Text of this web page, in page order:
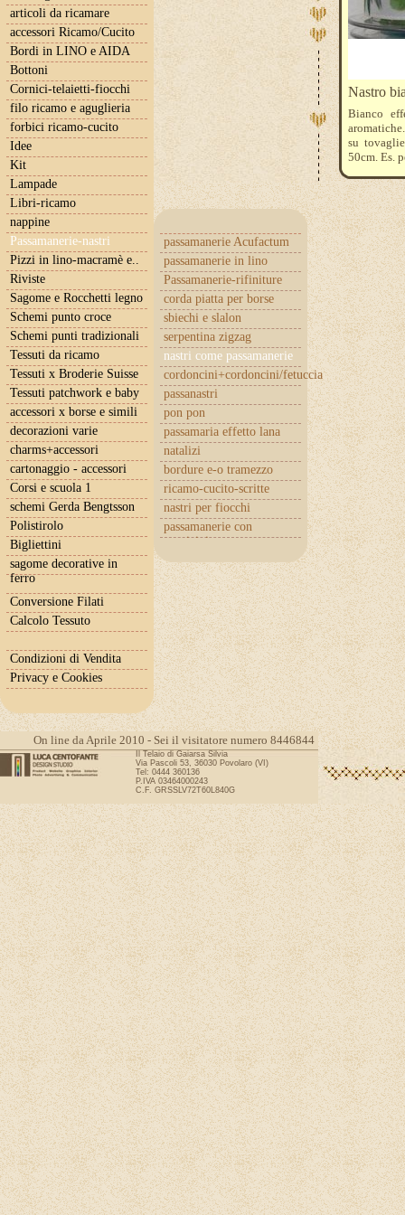
articoli da ricamare
accessori Ricamo/Cucito
Bordi in LINO e AIDA
Bottoni
Cornici-telaietti-fiocchi
filo ricamo e aguglieria
forbici ricamo-cucito
Idee
Kit
Lampade
Libri-ricamo
nappine
Passamanerie-nastri
passamanerie Acufactum
passamanerie in lino
Passamanerie-rifiniture
corda piatta per borse
sbiechi e slalon
serpentina zigzag
nastri come passamanerie
cordoncini+cordoncini/fetuccia
passanastri
pon pon
passamaria effetto lana
natalizi
bordure e-o tramezzo
ricamo-cucito-scritte
nastri per fiocchi
passamanerie con
cuoricini
Pizzi in lino-macramè e..
Riviste
Sagome e Rocchetti legno
Schemi punto croce
Schemi punti tradizionali
Tessuti da ricamo
Tessuti x Broderie Suisse
Tessuti patchwork e baby
accessori x borse e simili
decorazioni varie
charms+accessori
cartonaggio - accessori
Corsi e scuola 1
schemi Gerda Bengtsson
Polistirolo
Bigliettini
sagome decorative in
ferro
Conversione Filati
Calcolo Tessuto
Condizioni di Vendita
Privacy e Cookies
Nastro
Bianco
su
50cm. Es.
On line da Aprile 2010 - Sei il visitatore numero 8446844
Il Telaio di Gaiarsa Silvia
Via Pascoli 53, 36030 Povolaro (VI)
Tel: 0444 360136
P.IVA 03464000243
C.F. GRSSLV72T60L840G